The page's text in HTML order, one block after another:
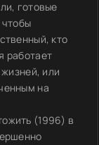
готовые
чтобы
кто
работает
или
на
(1996) в